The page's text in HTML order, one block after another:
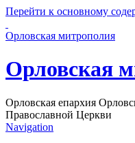
Перейти к основному
Орловская митрополия
Орловская
Орловская епархия
Православной Церкви
Navigation